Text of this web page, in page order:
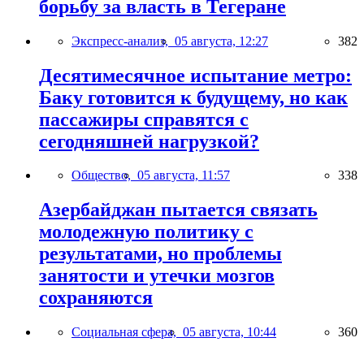
борьбу за власть в Тегеране
Экспресс-анализ, 05 августа, 12:27 382
Десятимесячное испытание метро:
Баку готовится к будущему, но как
пассажиры справятся с
сегодняшней нагрузкой?
Общество, 05 августа, 11:57 338
Азербайджан пытается связать
молодежную политику с
результатами, но проблемы
занятости и утечки мозгов
сохраняются
Социальная сфера, 05 августа, 10:44 360